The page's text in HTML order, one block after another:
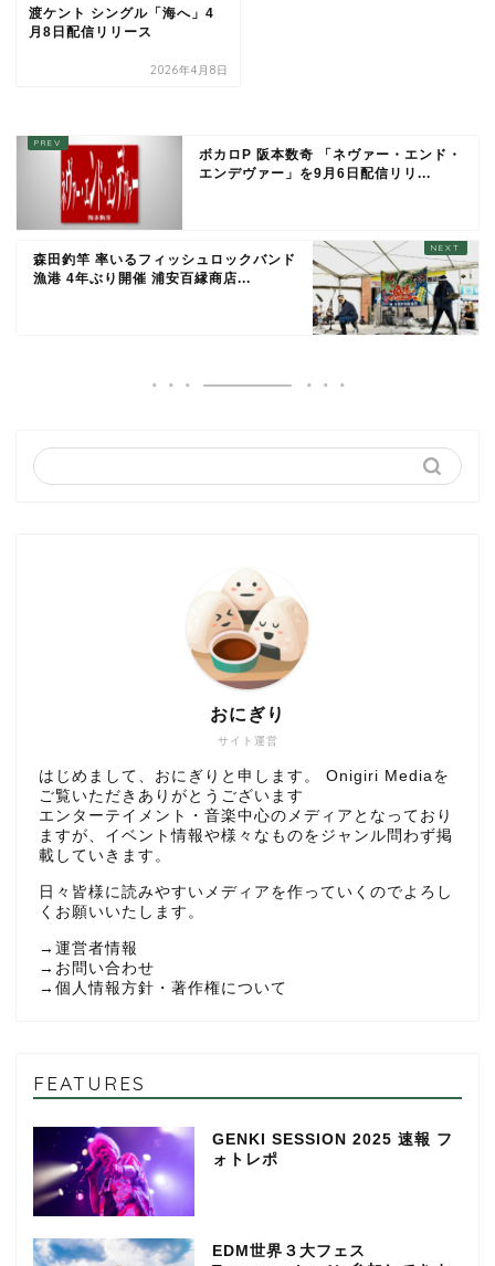
渡ケント シングル「海へ」4
月8日配信リリース
2026年4月8日
ボカロP 阪本数奇 「ネヴァー・エンド・
エンデヴァー」を9月6日配信リリ...
森田釣竿 率いるフィッシュロックバンド
漁港 4年ぶり開催 浦安百縁商店...
サイト運営
おにぎり
はじめまして、おにぎりと申します。 Onigiri Mediaを
ご覧いただきありがとうございます
エンターテイメント・音楽中心のメディアとなっており
ますが、イベント情報や様々なものをジャンル問わず掲
載していきます。
日々皆様に読みやすいメディアを作っていくのでよろし
くお願いいたします。
→ 運営者情報
→ お問い合わせ
→ 個人情報方針・著作権について
FEATURES
GENKI SESSION 2025 速報 フ
ォトレポ
EDM世界３大フェス